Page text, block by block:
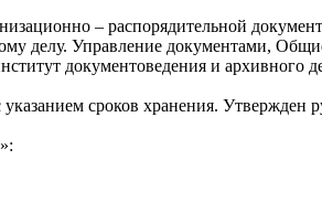
– распорядительной
делу. Управление документами,
документоведения и
сроков хранения.